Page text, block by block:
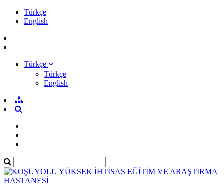
Türkçe
English
Türkçe
Türkçe
English